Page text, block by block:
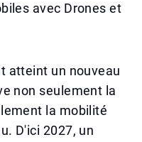
avec Drones et
atteint un nouveau
non seulement la
la mobilité
D'ici 2027, un